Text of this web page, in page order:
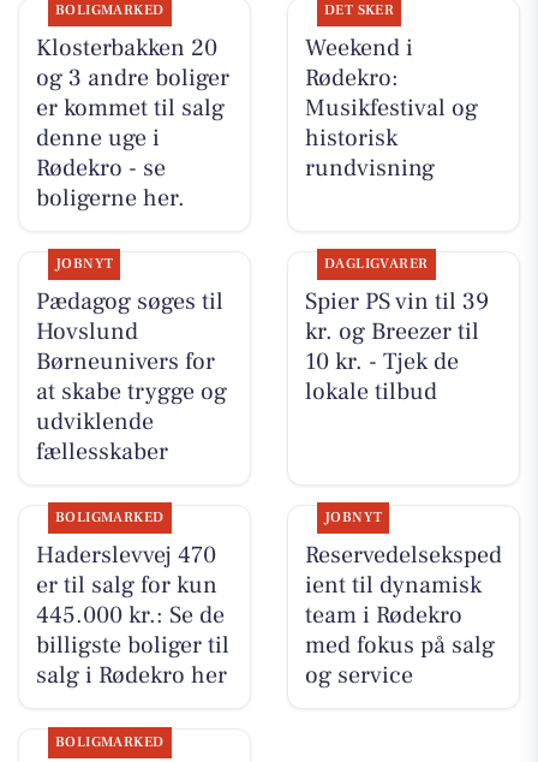
BOLIGMARKED
Klosterbakken 20
og 3 andre boliger
er kommet til salg
denne uge i
Rødekro - se
boligerne her.
DET SKER
Weekend i
Rødekro:
Musikfestival og
historisk
rundvisning
JOBNYT
Pædagog søges til
Hovslund
Børneunivers for
at skabe trygge og
udviklende
fællesskaber
DAGLIGVARER
Spier PS vin til 39
kr. og Breezer til
10 kr. - Tjek de
lokale tilbud
BOLIGMARKED
Haderslevvej 470
er til salg for kun
445.000 kr.: Se de
billigste boliger til
salg i Rødekro her
JOBNYT
Reservedelseksped
ient til dynamisk
team i Rødekro
med fokus på salg
og service
BOLIGMARKED